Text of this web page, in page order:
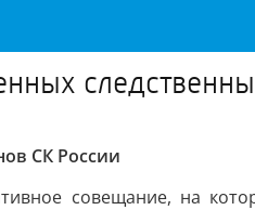
СК России
совещание, на